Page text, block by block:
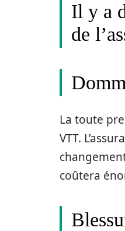
Il y a
de
La toute
VTT.
coûtera